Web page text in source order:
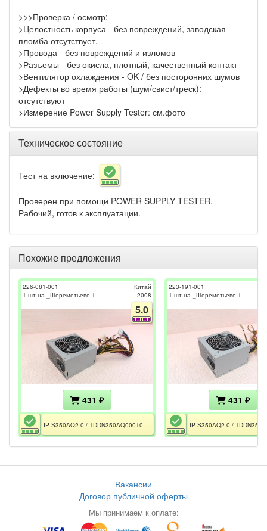
>>>Проверка / осмотр:
>Целостность корпуса - без повреждений, заводская
пломба отсутствует.
>Провода - без повреждений и изломов
>Разъемы - без окисла, плотный, качественный контакт
>Вентилятор охлаждения - OK / без посторонних шумов
>Дефекты во время работы (шум/свист/треск):
отсутствуют
>Измерение Power Supply Tester: см.фото
Техническое состояние
Тест на включение:
Проверен при помощи POWER SUPPLY TESTER.
Рабочий, готов к эксплуатации.
Похожие предложения
226-081-001
1 шт на _Шереметьево-1
Китай
2008
5.0
431 ₽
IP-S350AQ2-0 / 1DDN350AQ00010 / FCC / РСТ / 350W / ATX12V v2.03 / 2xRail 12V / FAN 120mm / CPU EPS 4pin / GPU 6pin
223-191-001
1 шт на _Шереметьево-1
431 ₽
Вакансии
Договор публичной оферты
Мы принимаем к оплате: